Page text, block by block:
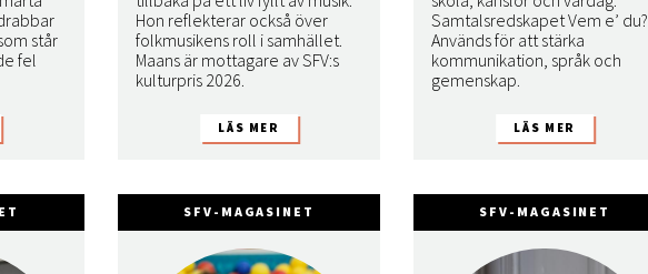
står
fel
Hon reflekterar också över
folkmusikens roll i samhället.
Maans är mottagare av SFV:s
kulturpris 2026.
Samtalsredskapet Vem e’ du?
Används för att stärka
kommunikation, språk och
gemenskap.
SFV-MAGASINET SFV-MAGASINET